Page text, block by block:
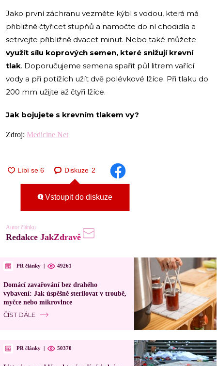
Jako první záchranu vezměte kýbl s vodou, která má
přibližně čtyřicet stupňů a namočte do ní chodidla a
setrvejte přibližně dvacet minut. Nebo také můžete
využít sílu koprových semen, které snižují krevní
tlak. Doporučujeme semena spařit půl litrem vařící
vody a při potížích užít dvě polévkové lžíce. Při tlaku do
200 mm užijte až čtyři lžíce.
Jak bojujete s krevním tlakem vy?
Zdroj: Medicine Net
Diskuze 2
Vstoupit do diskuze
Autor článku
Redakce JakZdravě
PR články 49261
Domácí zavařování bez drahého
vybavení: Jak úspěšně sterilovat v troubě,
myčce nebo mikrovlnce
ČÍST DÁLE
PR články 50370